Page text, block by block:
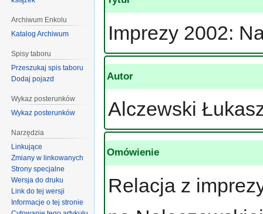
Imprezy 2002:
Autor
Alczewski
Omówienie
Relacja z
Archiwum Enkolu
Katalog Archiwum
Spisy taboru
Przeszukaj spis taboru
Dodaj pojazd
Wykaz posterunków
Wykaz posterunków
Narzędzia
Linkujące
Zmiany w linkowanych
Strony specjalne
Wersja do druku
Link do tej wersji
Informacje o tej stronie